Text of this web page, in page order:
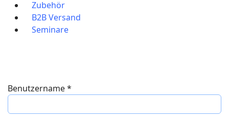
Zubehör
B2B Versand
Seminare
Benutzername*